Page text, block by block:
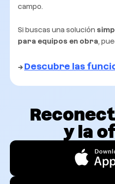
campo.
Si buscas una solución
para equipos en obra,
→ Descubre las
y la